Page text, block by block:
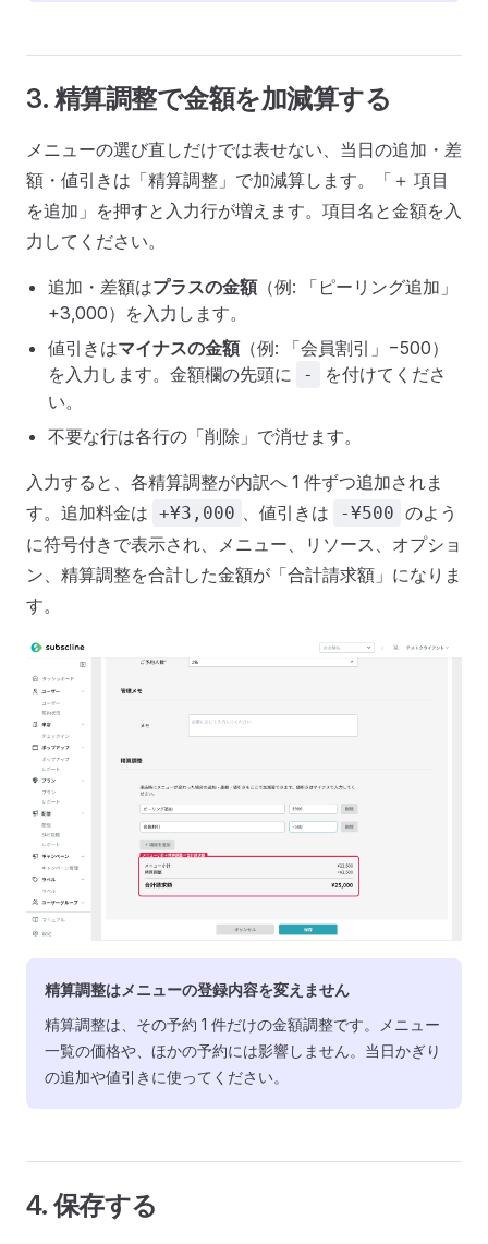
3. 精算調整で金額を加減算する
メニューの選び直しだけでは表せない、当日の追加・差
額・値引きは「精算調整」で加減算します。「＋ 項目
を追加」を押すと入力行が増えます。項目名と金額を入
力してください。
追加・差額はプラスの金額（例: 「ピーリング追加」
+3,000）を入力します。
値引きはマイナスの金額（例: 「会員割引」−500）
を入力します。金額欄の先頭に
-
を付けてくださ
い。
不要な行は各行の「削除」で消せます。
入力すると、各精算調整が内訳へ 1 件ずつ追加されま
す。追加料金は +¥3,000 、値引きは -¥500 のよう
に符号付きで表示され、メニュー、リソース、オプショ
ン、精算調整を合計した金額が「合計請求額」になりま
す。
精算調整はメニューの登録内容を変えません
精算調整は、その予約 1 件だけの金額調整です。メニュー
一覧の価格や、ほかの予約には影響しません。当日かぎり
の追加や値引きに使ってください。
4. 保存する